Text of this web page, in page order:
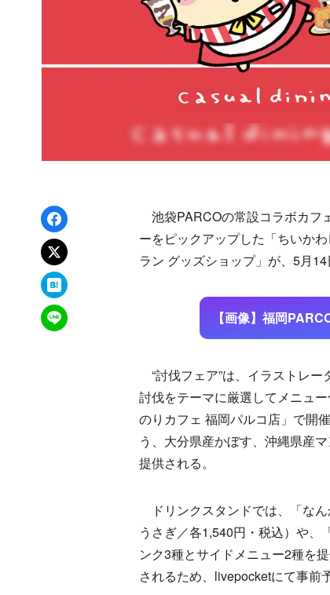
Facebookでシェア
xでポスト
はてなブックマーク
LINEで送る
池袋PARCOの常設コラボカフ
ーをピックアップした「ちいか
ラン グッズショップ」が、5月
【画像】福岡
“討伐フェア”は、イラストレ
討伐をテーマに厳選してメニュ
のりカフェ 福岡パルコ店」で開
う、大分県産かぼす、沖縄県産
提供される。
ドリンクスタンドでは、「なん
うさぎ／各1,540円・税込）や、
ンク3種とサイドメニュー2種を
されるため、livepocketにて事前